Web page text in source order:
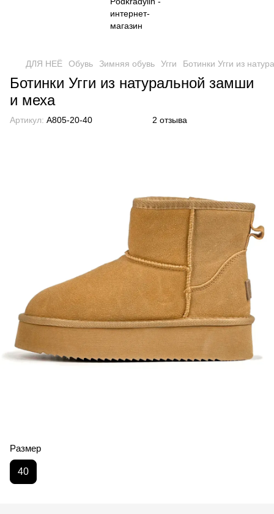
ДЛЯ НЕЁ Обувь Зимняя обувь Угги Ботинки Угги из
Ботинки Угги из натуральной замши
и меха
Артикул: A805-20-40 2 отзыва
Размер
40